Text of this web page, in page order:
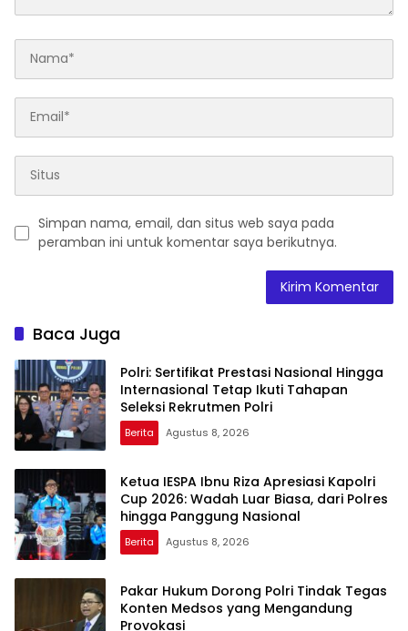
Simpan nama, email, dan situs web saya pada
peramban ini untuk komentar saya berikutnya.
Baca Juga
Polri: Sertifikat Prestasi Nasional Hingga
Internasional Tetap Ikuti Tahapan
Seleksi Rekrutmen Polri
Berita Agustus 8, 2026
Ketua IESPA Ibnu Riza Apresiasi Kapolri
Cup 2026: Wadah Luar Biasa, dari Polres
hingga Panggung Nasional
Berita Agustus 8, 2026
Pakar Hukum Dorong Polri Tindak Tegas
Konten Medsos yang Mengandung
Provokasi